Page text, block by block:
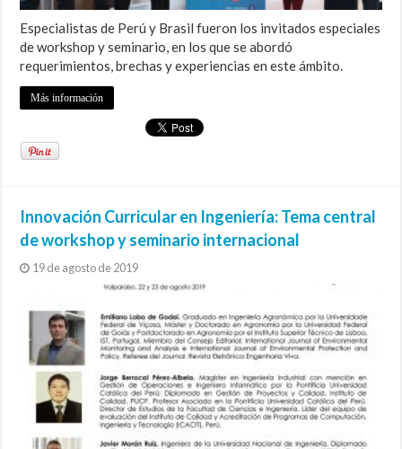
Especialistas de Perú y Brasil fueron los invitados especiales
de workshop y seminario, en los que se abordó
requerimientos, brechas y experiencias en este ámbito.
Más información
Innovación Curricular en Ingeniería: Tema central
de workshop y seminario internacional
19 de agosto de 2019